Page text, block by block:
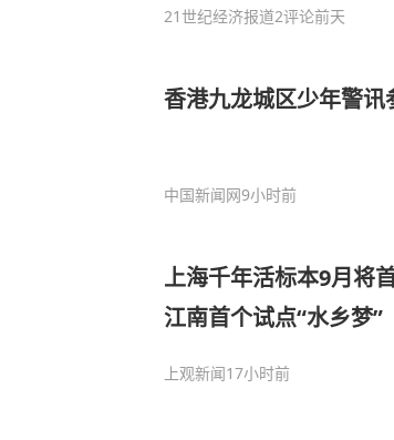
21世纪经济报道2评论前天
香港九龙城区少年警讯
中国新闻网9小时前
上海千年活标本9月将
江南首个试点“水乡梦”
上观新闻17小时前